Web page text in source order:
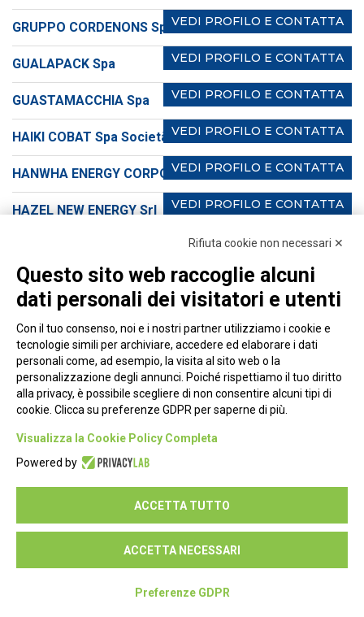
VEDI PROFILO E CONTATTA
GRUPPO CORDENONS Spa
VEDI PROFILO E CONTATTA
GUALAPACK Spa
VEDI PROFILO E CONTATTA
GUASTAMACCHIA Spa
VEDI PROFILO E CONTATTA
HAIKI COBAT Spa Società Benefit
VEDI PROFILO E CONTATTA
HANWHA ENERGY CORPORATION EUROPE SL
VEDI PROFILO E CONTATTA
HAZEL NEW ENERGY Srl
VEDI PROFILO E CONTATTA
VEDI PROFILO E CONTATTA
HERMES INVESTIMENTI Spa
HORUS - GREEN ENERGY INVESTMENT Srl
VEDI PROFILO E CONTATTA
HYDRO3 LOCANA Srl
VEDI PROFILO E CONTATTA
HYDROWATT ABRUZZO Spa
I.GI. Srl
VEDI PROFILO E CONTATTA
IBERDROLA RENOVABLES ITALIA Spa
Rifiuta cookie non necessari ✕
Questo sito web raccoglie alcuni
dati personali dei visitatori e utenti
Con il tuo consenso, noi e i nostri partner utilizziamo i cookie e
tecnologie simili per archiviare, accedere ed elaborare i dati
personali come, ad esempio, la visita al sito web o la
personalizzazione degli annunci. Poiché rispettiamo il tuo diritto
alla privacy, è possibile scegliere di non consentire alcuni tipi di
cookie. Clicca su preferenze GDPR per saperne di più.
Visualizza la Cookie Policy Completa
Powered by
ACCETTA TUTTO
ACCETTA NECESSARI
Preferenze GDPR